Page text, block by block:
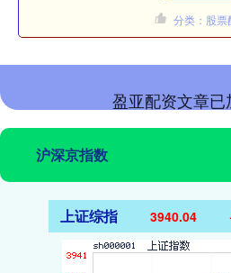
分类：股票
盈亚配资文章已
沪深京指数
上证综指 3940.04